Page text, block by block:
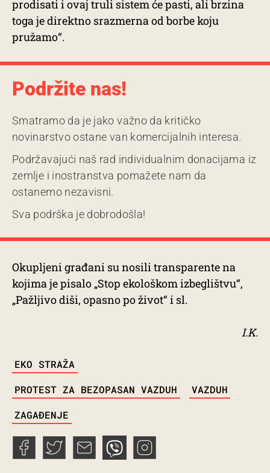
prodisati i ovaj truli sistem će pasti, ali brzina
toga je direktno srazmerna od borbe koju
pružamo“.
Podržite nas!
Smatramo da je jako važno da kritičko
novinarstvo ostane van komercijalnih interesa.
Podržavajući naš rad individualnim donacijama iz
zemlje i inostranstva pomažete nam da
ostanemo nezavisni.
Sva podrška je dobrodošla!
Okupljeni građani su nosili transparente na
kojima je pisalo „Stop ekološkom izbeglištvu“,
„Pažljivo diši, opasno po život“ i sl.
I.K.
EKO STRAŽA
PROTEST ZA BEZOPASAN VAZDUH VAZDUH
ZAGAĐENJE